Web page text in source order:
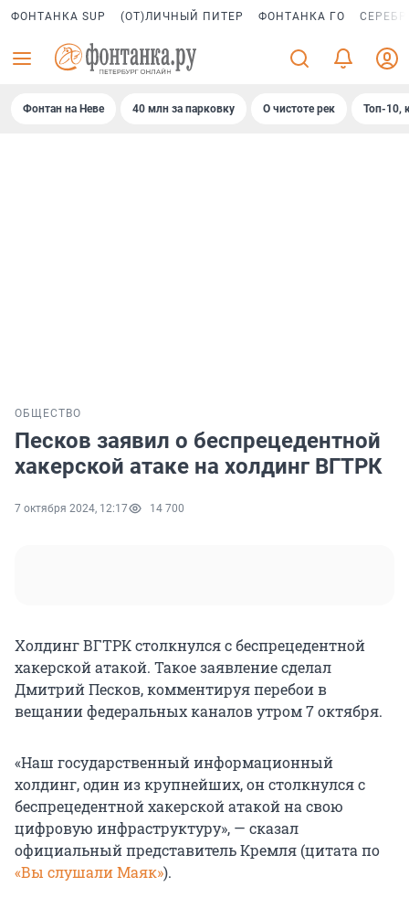
ФОНТАНКА SUP (ОТ)ЛИЧНЫЙ ПИТЕР ФОНТАНКА ГО
Фонтан на Неве 40 млн за парковку О чистоте рек Топ-10,
ОБЩЕСТВО
Песков заявил о беспрецедентной
хакерской атаке на холдинг ВГТРК
7 октября 2024, 12:17 14 700
Холдинг ВГТРК столкнулся с беспрецедентной
хакерской атакой. Такое заявление сделал
Дмитрий Песков, комментируя перебои в
вещании федеральных каналов утром 7 октября.
«Наш государственный информационный
холдинг, один из крупнейших, он столкнулся с
беспрецедентной хакерской атакой на свою
цифровую инфраструктуру», — сказал
официальный представитель Кремля (цитата по
«Вы слушали Маяк»).